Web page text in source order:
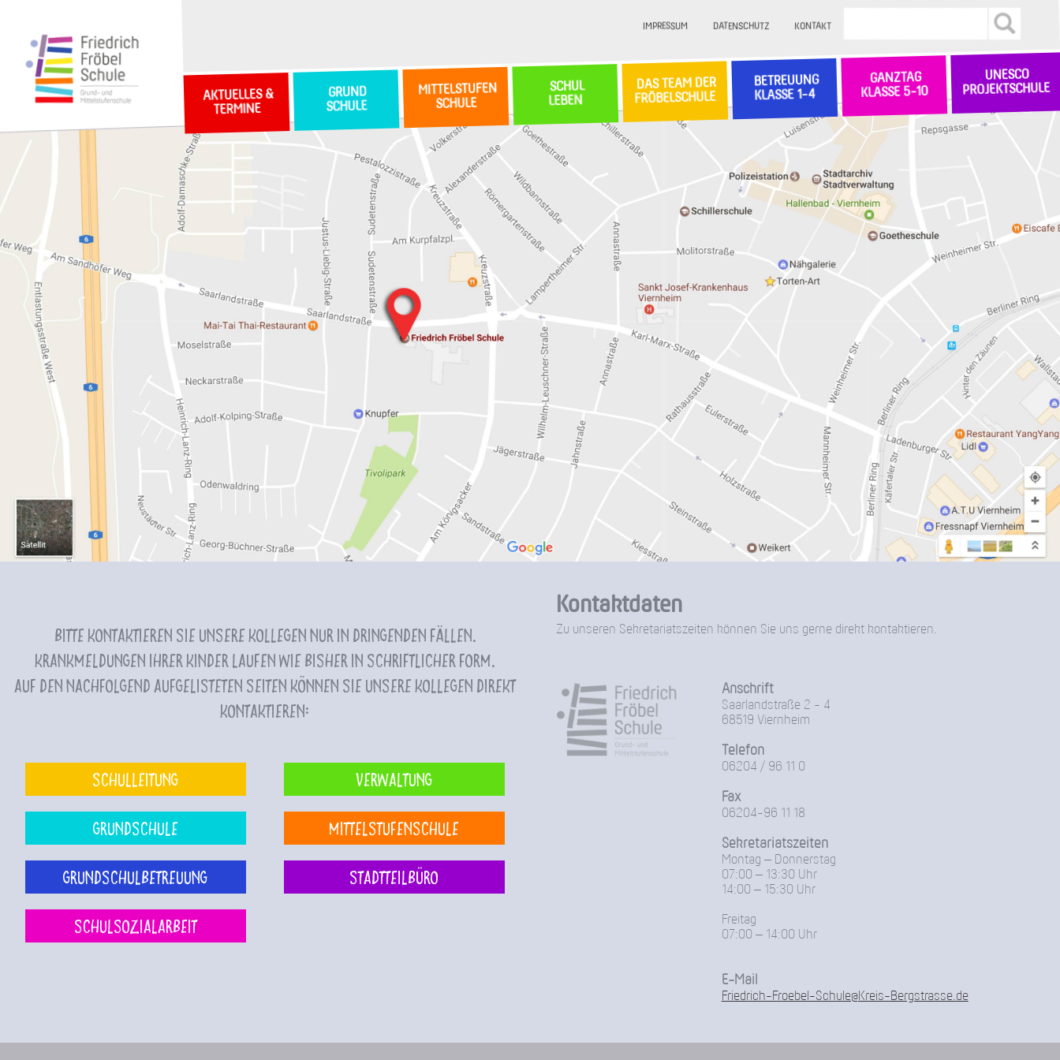
IMPRESSUM DATENSCHUTZ KONTAKT
AKTUELLES &
TERMINE
GRUND
SCHULE
MITTELSTUFEN
SCHULE
SCHUL
LEBEN
DAS TEAM DER
FRÖBELSCHULE
BETREUUNG
KLASSE 1-4
GANZTAG
KLASSE 5-10
UNESCO
PROJEKTSCHULE
Bitte kontaktieren Sie unsere Kollegen nur in dringenden Fällen.
Krankmeldungen Ihrer Kinder laufen wie bisher in schriftlicher Form.
Auf den nachfolgend aufgelisteten Seiten können Sie unsere Kollegen direkt
kontaktieren:
Schulleitung Verwaltung
Grundschule Mittelstufenschule
Grundschulbetreuung Stadtteilbüro
Schulsozialarbeit
Kontaktdaten
Zu unseren Sekretariatszeiten können Sie uns gerne direkt kontaktieren.
Anschrift
Saarlandstraße 2 - 4
68519 Viernheim
Telefon
06204 / 96 11 0
Fax
06204-96 11 18
Sekretariatszeiten
Montag – Donnerstag
07:00 – 13:30 Uhr
14:00 – 15:30 Uhr
Freitag
07:00 – 14:00 Uhr
E-Mail
Friedrich-Froebel-Schule@Kreis-Bergstrasse.de